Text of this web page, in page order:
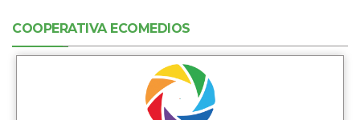
COOPERATIVA ECOMEDIOS